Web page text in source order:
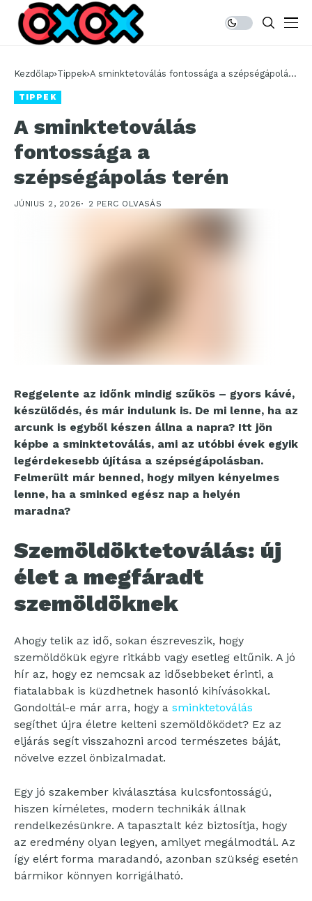
Kezdőlap Tippek A sminktetoválás fontossága a szépségápolás
TIPPEK
A sminktetoválás
fontossága a
szépségápolás terén
JÚNIUS 2, 2026 2 PERC OLVASÁS
Reggelente az időnk mindig szűkös – gyors kávé,
készülődés, és már indulunk is. De mi lenne, ha az
arcunk is egyből készen állna a napra? Itt jön
képbe a sminktetoválás, ami az utóbbi évek egyik
legérdekesebb újítása a szépségápolásban.
Felmerült már benned, hogy milyen kényelmes
lenne, ha a sminked egész nap a helyén
maradna?
Szemöldöktetoválás: új
élet a megfáradt
szemöldöknek
Ahogy telik az idő, sokan észreveszik, hogy
szemöldökük egyre ritkább vagy esetleg eltűnik. A jó
hír az, hogy ez nemcsak az idősebbeket érinti, a
fiatalabbak is küzdhetnek hasonló kihívásokkal.
Gondoltál-e már arra, hogy a sminktetoválás
segíthet újra életre kelteni szemöldöködet? Ez az
eljárás segít visszahozni arcod természetes báját,
növelve ezzel önbizalmadat.
Egy jó szakember kiválasztása kulcsfontosságú,
hiszen kíméletes, modern technikák állnak
rendelkezésünkre. A tapasztalt kéz biztosítja, hogy
az eredmény olyan legyen, amilyet megálmodtál. Az
így elért forma maradandó, azonban szükség esetén
bármikor könnyen korrigálható.